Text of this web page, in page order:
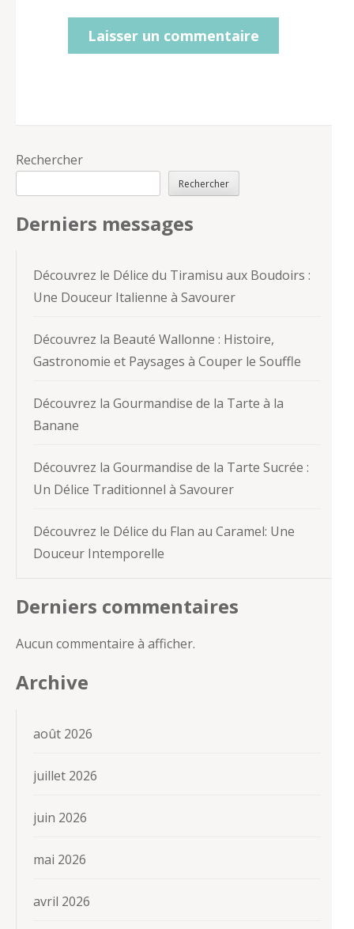
Rechercher
Rechercher
Derniers messages
Découvrez le Délice du Tiramisu aux Boudoirs :
Une Douceur Italienne à Savourer
Découvrez la Beauté Wallonne : Histoire,
Gastronomie et Paysages à Couper le Souffle
Découvrez la Gourmandise de la Tarte à la
Banane
Découvrez la Gourmandise de la Tarte Sucrée :
Un Délice Traditionnel à Savourer
Découvrez le Délice du Flan au Caramel: Une
Douceur Intemporelle
Derniers commentaires
Aucun commentaire à afficher.
Archive
août 2026
juillet 2026
juin 2026
mai 2026
avril 2026